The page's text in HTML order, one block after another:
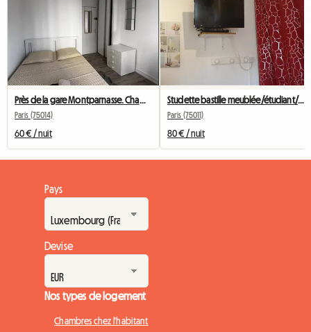
Paris (75014)
60 € / nuit
Studette bastille meublée/étudiant/stagiaire/déplacement pro
Paris (75011)
80 € / nuit
Pays
Devise
Nos types de logement
Chambres chez l'habitant